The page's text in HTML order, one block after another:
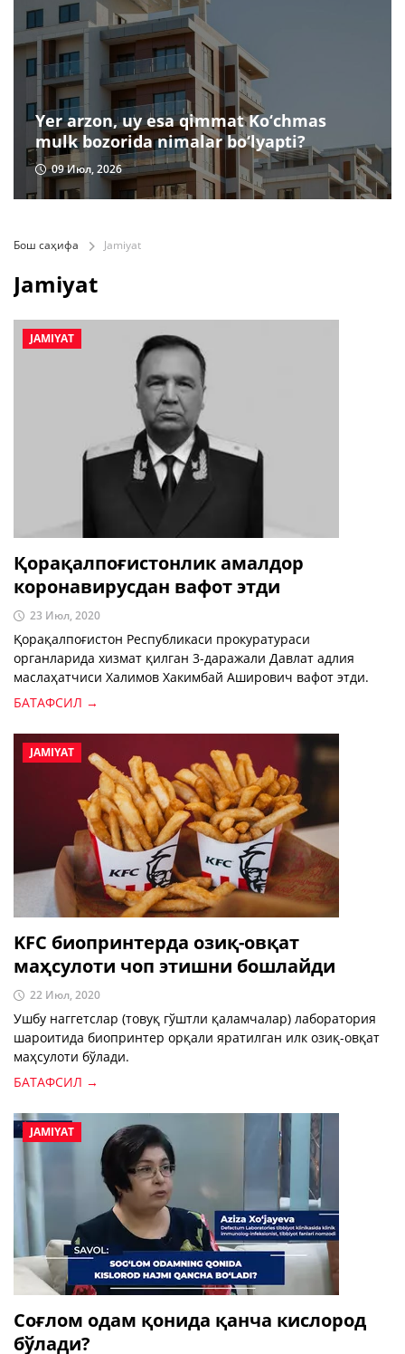
Yer arzon, uy esa qimmat Ko‘chmas
mulk bozorida nimalar bo‘lyapti?
09 Июл, 2026
Бош саҳифа Jamiyat
Jamiyat
JAMIYAT
Қорақалпоғистонлик амалдор
коронавирусдан вафот этди
23 Июл, 2020
Қорақалпоғистон Республикаси прокуратураси
органларида хизмат қилган 3-даражали Давлат адлия
маслаҳатчиси Халимов Хакимбай Аширович вафот этди.
БАТАФСИЛ →
JAMIYAT
KFC биопринтерда озиқ-овқат
маҳсулоти чоп этишни бошлайди
22 Июл, 2020
Ушбу наггетслар (товуқ гўштли қаламчалар) лаборатория
шароитида биопринтер орқали яратилган илк озиқ-овқат
маҳсулоти бўлади.
БАТАФСИЛ →
JAMIYAT
Соғлом одам қонида қанча кислород
бўлади?